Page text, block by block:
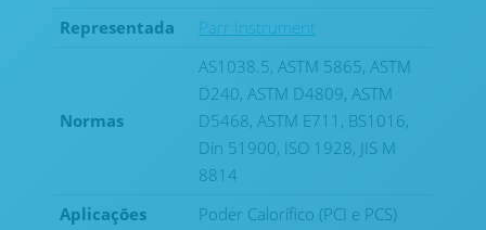
Representada
Parr Instrument
Normas
AS1038.5, ASTM 5865, ASTM
D240, ASTM D4809, ASTM
D5468, ASTM E711, BS1016,
Din 51900, ISO 1928, JIS M
8814
Aplicaçōes
Poder Calorífico (PCI e PCS)